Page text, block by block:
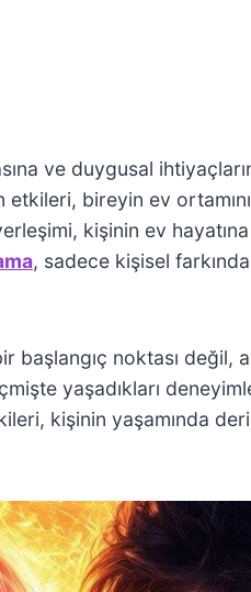
ve duygusal
bireyin ev
kişinin ev
, sadece kişisel
başlangıç noktası
yaşadıkları
kişinin yaşamında